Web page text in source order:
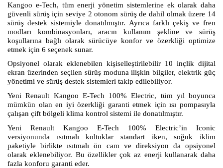
Kangoo e-Tech, tüm enerji yönetim sistemlerine ek olarak daha
güvenli sürüş için seviye 2 otonom sürüş de dahil olmak üzere 14
sürüş destek sistemiyle donatılmıştır. Ayrıca farklı çekiş ve fren
modları kombinasyonları, aracın kullanım şekline ve sürüş
koşullarına bağlı olarak sürücüye konfor ve özerkliği optimize
etmek için 6 seçenek sunar.
Opsiyonel olarak eklenebilen kişiselleştirilebilir 10 inçlik dijital
ekran üzerinden seçilen sürüş moduna ilişkin bilgiler, elektrik güç
yönetimi ve sürüş destek sistemleri takip edilebiliyor.
Yeni Renault Kangoo E-Tech 100% Electric, tüm yıl boyunca
mümkün olan en iyi özerkliği garanti etmek için ısı pompasıyla
çalışan çift bölgeli klima kontrol sistemi ile donatılmıştır.
Yeni Renault Kangoo E-Tech 100% Electric’in Iconic
versiyonunda ısıtmalı koltuklar standart iken, soğuk iklim
paketiyle birlikte ısıtmalı ön cam ve direksiyon da opsiyonel
olarak eklenebiliyor. Bu özellikler çok az enerji kullanarak daha
fazla konforu garanti eder.